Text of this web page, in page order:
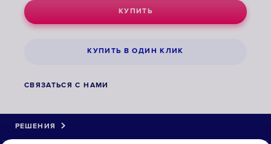
КУПИТЬ
КУПИТЬ В ОДИН КЛИК
СВЯЗАТЬСЯ С НАМИ
РЕШЕНИЯ